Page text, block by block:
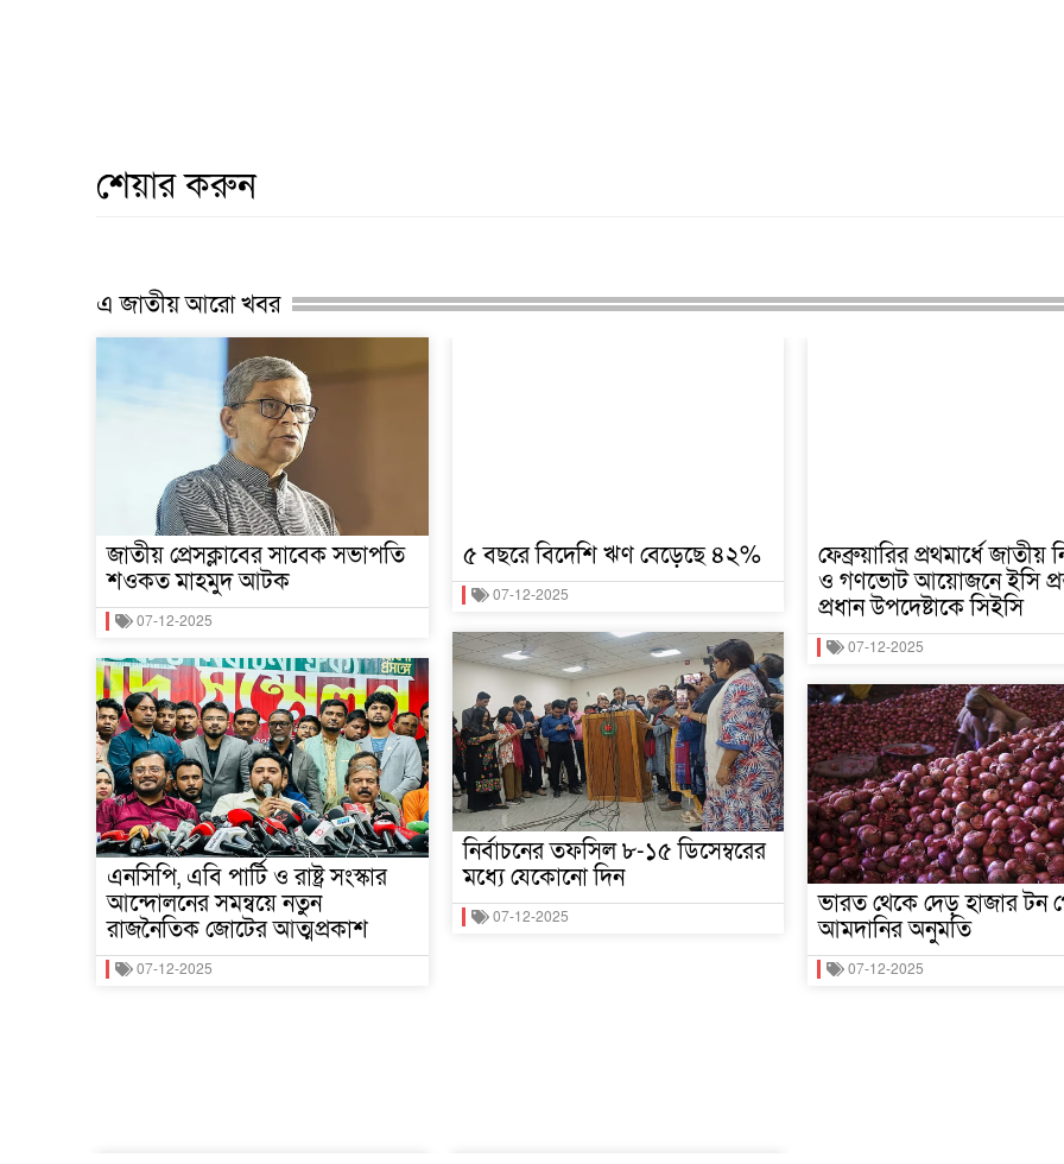
শেয়ার করুন
এ জাতীয় আরো খবর
জাতীয় প্রেসক্লাবের সাবেক সভাপতি
শওকত মাহমুদ আটক
07-12-2025
এনসিপি, এবি পার্টি ও রাষ্ট্র সংস্কার
আন্দোলনের সমন্বয়ে নতুন
রাজনৈতিক জোটের আত্মপ্রকাশ
07-12-2025
৫ বছরে বিদেশি ঋণ বেড়েছে ৪২%
07-12-2025
নির্বাচনের তফসিল ৮-১৫ ডিসেম্বরের
মধ্যে যেকোনো দিন
07-12-2025
ফেব্রুয়ারির প্রথমার্ধে জাতীয়
ও গণভোট আয়োজনে ইসি
প্রধান উপদেষ্টাকে সিইসি
07-12-2025
ভারত থেকে দেড় হাজার টন
আমদানির অনুমতি
07-12-2025